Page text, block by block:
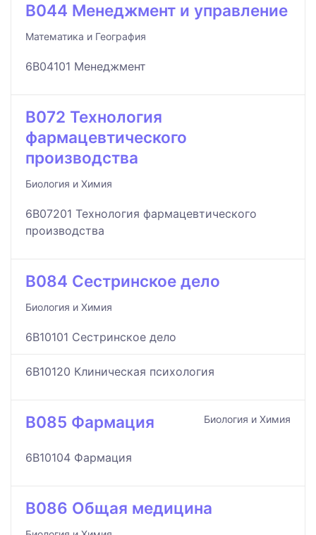
B044 Менеджмент и управление
Математика и География
6B04101 Менеджмент
B072 Технология
фармацевтического
производства
Биология и Химия
6B07201 Технология фармацевтического
производства
B084 Сестринское дело
Биология и Химия
6B10101 Сестринское дело
6B10120 Клиническая психология
B085 Фармация Биология и Химия
6B10104 Фармация
B086 Общая медицина